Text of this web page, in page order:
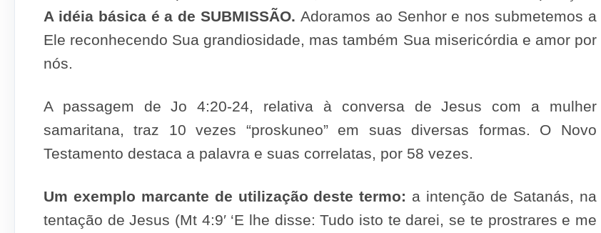
A idéia básica é a de SUBMISSÃO. Ado­ramos ao Senhor e nos submetemos a
Ele reco­nhecendo Sua grandiosidade, mas também Sua misericórdia e amor por
nós.
A passagem de Jo 4:20-24, relativa à con­versa de Jesus com a mulher
samaritana, traz 10 vezes “proskuneo” em suas diversas formas. O Novo
Testamento destaca a palavra e suas correlatas, por 58 vezes.
Um exemplo marcante de utilização deste termo: a intenção de Satanás, na
tentação de Jesus (Mt 4:9′ ‘E lhe disse: Tudo isto te darei, se te prostrares e me